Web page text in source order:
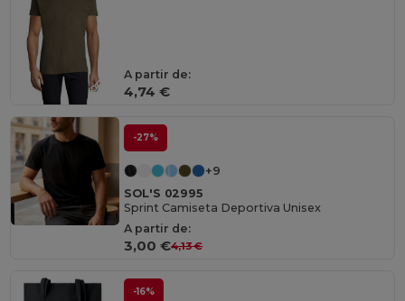
A partir de:
4,74 €
-27%
+9
SOL'S 02995
Sprint Camiseta Deportiva Unisex
A partir de:
3,00 €4,13 €
-16%